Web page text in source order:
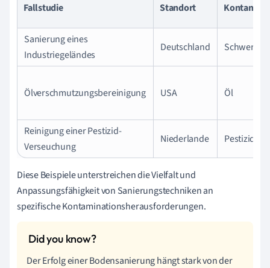
Fallstudie Standort
Sanierung eines
Industriegeländes
Deutschland
Ölverschmutzungsbereinigung USA Öl
Reinigung einer Pestizid-
Verseuchung
Niederlande Pestizide
Diese Beispiele unterstreichen die Vielfalt und
Anpassungsfähigkeit von Sanierungstechniken an
spezifische Kontaminationsherausforderungen.
Der Erfolg einer Bodensanierung hängt stark von der